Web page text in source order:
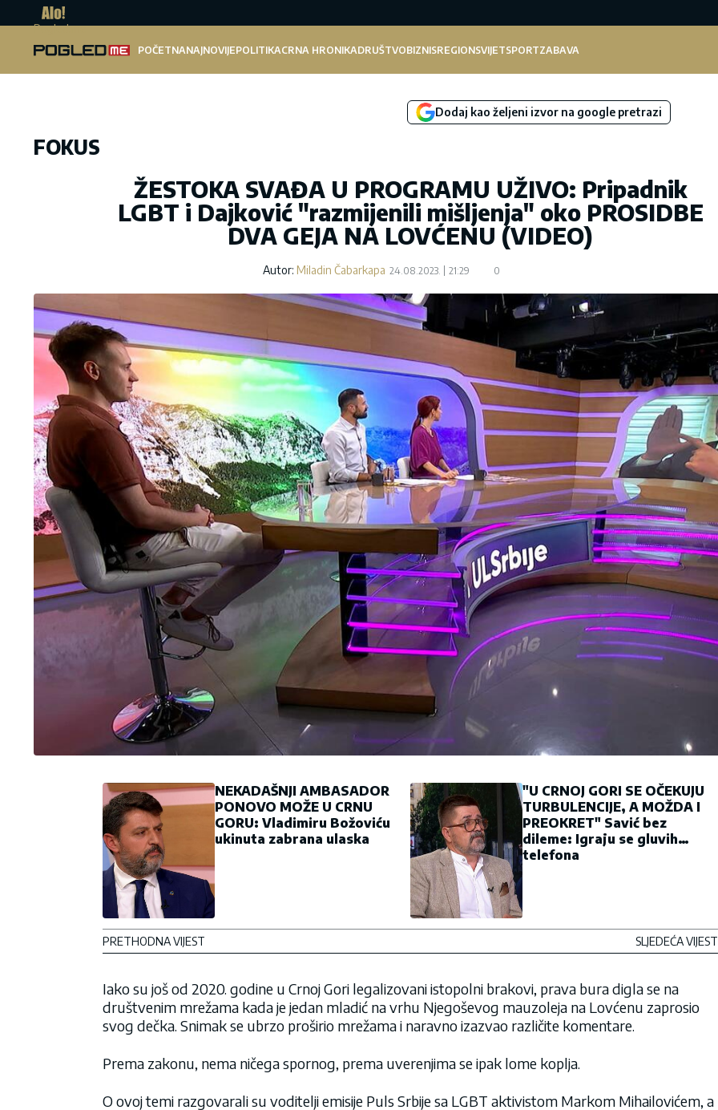
Pogled.me
POČETNANAJNOVIJEPOLITIKACRNA HRONIKADRUŠTVOBIZNISREGIONSVIJETSPORTZABAVA
Dodaj kao željeni izvor na google pretrazi
FOKUS
ŽESTOKA SVAĐA U PROGRAMU UŽIVO: Pripadnik
LGBT i Dajković "razmijenili mišljenja" oko PROSIDBE
DVA GEJA NA LOVĆENU (VIDEO)
Autor: Miladin Čabarkapa 24.08.2023. 21:29 0
NEKADAŠNJI AMBASADOR
PONOVO MOŽE U CRNU
GORU: Vladimiru Božoviću
ukinuta zabrana ulaska
PRETHODNA VIJEST
"U CRNOJ GORI SE OČEKUJU
TURBULENCIJE, A MOŽDA I
PREOKRET" Savić bez
dileme: Igraju se gluvih
telefona
SLJEDEĆA VIJEST
Iako su još od 2020. godine u Crnoj Gori legalizovani istopolni brakovi, prava bura digla se na
društvenim mrežama kada je jedan mladić na vrhu Njegoševog mauzoleja na Lovćenu zaprosio
svog dečka. Snimak se ubrzo proširio mrežama i naravno izazvao različite komentare.
Prema zakonu, nema ničega spornog, prema uverenjima se ipak lome koplja.
O ovoj temi razgovarali su voditelji emisije Puls Srbije sa LGBT aktivistom Markom Mihailovićem, a